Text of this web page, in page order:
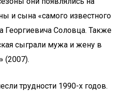
и сына «самого известного
Георгиевича Соловца. Также
сыграли мужа и жену в
(2007).
трудности 1990-х годов.